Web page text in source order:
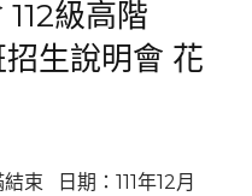
112級高階
生說明會 花
束 日期：111年12月